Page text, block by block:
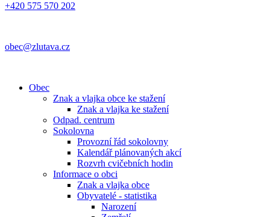
+420 575 570 202
obec@zlutava.cz
Obec
Znak a vlajka obce ke stažení
Znak a vlajka ke stažení
Odpad. centrum
Sokolovna
Provozní řád sokolovny
Kalendář plánovaných akcí
Rozvrh cvičebních hodin
Informace o obci
Znak a vlajka obce
Obyvatelé - statistika
Narození